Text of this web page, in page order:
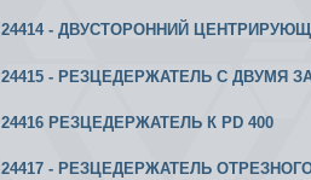
24414 - ДВУСТОРОННИЙ
24415 - РЕЗЦЕДЕРЖАТЕЛЬ С ДВУМЯ
24416 РЕЗЦЕДЕРЖАТЕЛЬ К PD 400
24417 - РЕЗЦЕДЕРЖАТЕЛЬ